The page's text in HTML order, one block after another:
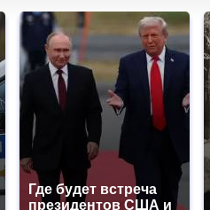
Где будет встреча
президентов США и